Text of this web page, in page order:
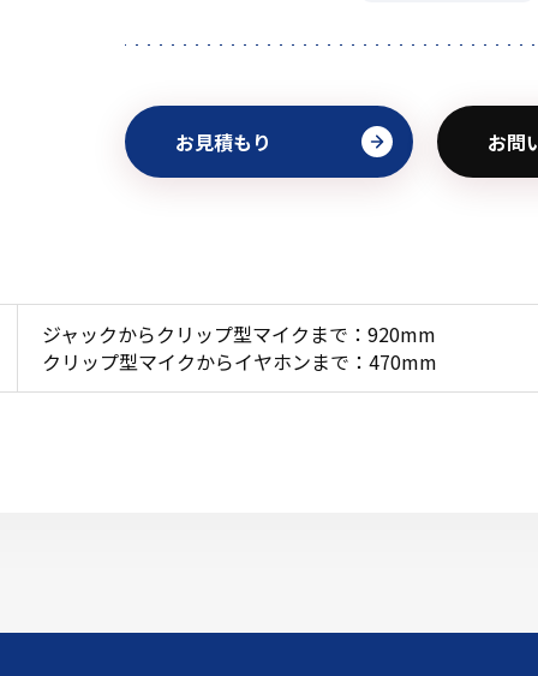
お見積もり お問
ジャックからクリップ型マイクまで：920mm
クリップ型マイクからイヤホンまで：470mm